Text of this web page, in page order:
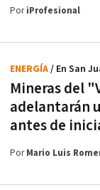
PoriProfesional
Mineras del
adelantarán
antes de
ENERGÍA/ En San
PorMario Luis